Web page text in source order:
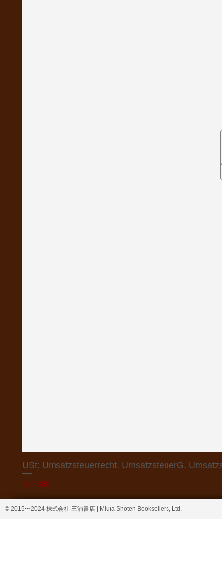
USt: Umsatzsteuerrecht. UmsatzsteuerG,
価格
￥4,368
© 2015〜2024 株式会社 三浦書店 | Miura Shoten Booksellers, Ltd.